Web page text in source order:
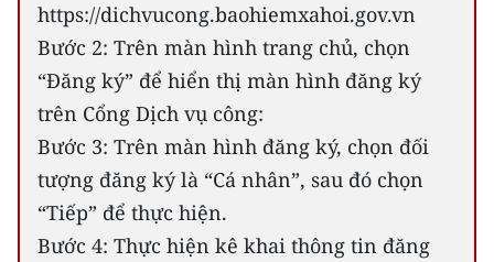
https://dichvucong.baohiemxahoi.gov.vn
Bước 2: Trên màn hình trang chủ, chọn
“Đăng ký” để hiển thị màn hình đăng ký
trên Cổng Dịch vụ công:
Bước 3: Trên màn hình đăng ký, chọn đối
tượng đăng ký là “Cá nhân”, sau đó chọn
“Tiếp” để thực hiện.
Bước 4: Thực hiện kê khai thông tin đăng